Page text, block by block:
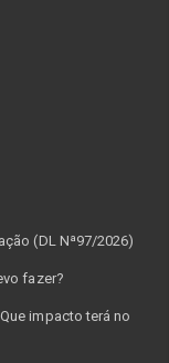
(DL Nª97/2026)
fazer?
impacto terá no